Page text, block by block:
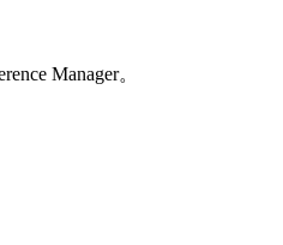
Manager。